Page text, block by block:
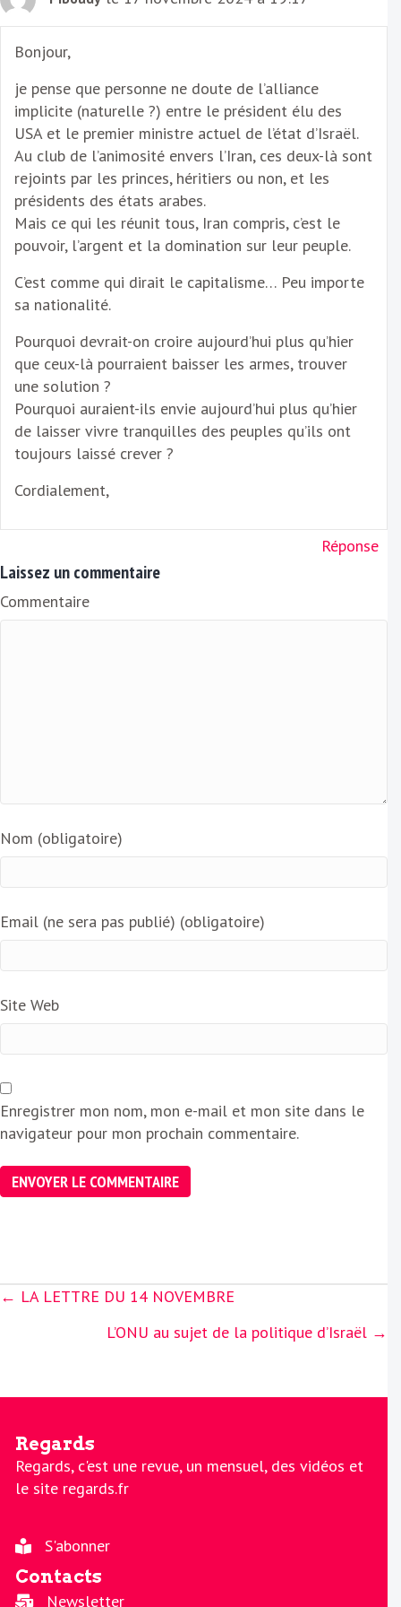
Bonjour,
je pense que personne ne doute de l’alliance
implicite (naturelle ?) entre le président élu des
USA et le premier ministre actuel de l’état d’Israël.
Au club de l’animosité envers l’Iran, ces deux-là sont
rejoints par les princes, héritiers ou non, et les
présidents des états arabes.
Mais ce qui les réunit tous, Iran compris, c’est le
pouvoir, l’argent et la domination sur leur peuple.
C’est comme qui dirait le capitalisme… Peu importe
sa nationalité.
Pourquoi devrait-on croire aujourd’hui plus qu’hier
que ceux-là pourraient baisser les armes, trouver
une solution ?
Pourquoi auraient-ils envie aujourd’hui plus qu’hier
de laisser vivre tranquilles des peuples qu’ils ont
toujours laissé crever ?
Cordialement,
Réponse
Laissez un commentaire
Commentaire
Nom (obligatoire)
Email (ne sera pas publié) (obligatoire)
Site Web
Enregistrer mon nom, mon e-mail et mon site dans le
navigateur pour mon prochain commentaire.
Posts
← LA LETTRE DU 14 NOVEMBRE
L’ONU au sujet de la politique d’Israël →
Regards
Regards, c'est une revue, un mensuel, des vidéos et
le site regards.fr
S'abonner
Contacts
Newsletter